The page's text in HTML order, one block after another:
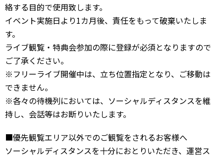
絡する目的で使用致します。
イベント実施日より1カ月後、責任をもって破棄いたしま
す。
ライブ観覧・特典会参加の際に登録が必須となりますので
ご了承ください。
※フリーライブ開催中は、立ち位置指定となり、ご移動は
できません。
※各々の待機列においては、ソーシャルディスタンスを維
持し、会話等はお断りいたします。
■優先観覧エリア以外でのご観覧をされるお客様へ
ソーシャルディスタンスを十分におとりいただき、運営ス